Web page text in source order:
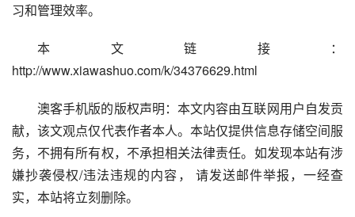
习和管理效率。
本文链接：
http://www.xiawashuo.com/k/34376629.html
澳客手机版的版权声明：本文内容由互联网用户自发贡
献，该文观点仅代表作者本人。本站仅提供信息存储空间服
务，不拥有所有权，不承担相关法律责任。如发现本站有涉
嫌抄袭侵权/违法违规的内容， 请发送邮件举报，一经查
实，本站将立刻删除。